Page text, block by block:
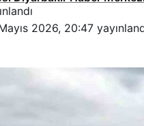
2026, 20:47